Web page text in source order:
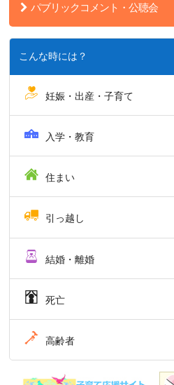
パブリックコメント・公聴会
こんな時には？
妊娠・出産・子育て
入学・教育
住まい
引っ越し
結婚・離婚
死亡
高齢者